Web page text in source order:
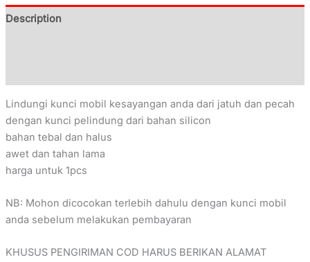
Description
Lindungi kunci mobil kesayangan anda dari jatuh dan pecah
dengan kunci pelindung dari bahan silicon
bahan tebal dan halus
awet dan tahan lama
harga untuk 1pcs
NB: Mohon dicocokan terlebih dahulu dengan kunci mobil
anda sebelum melakukan pembayaran
KHUSUS PENGIRIMAN COD HARUS BERIKAN ALAMAT